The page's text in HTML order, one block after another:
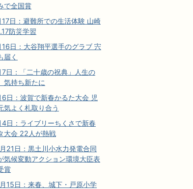
で全国賞
17日：避難所での生活体験 山崎
防災学習
16日：大谷翔平選手のグラブ 宍
届く
7日：「二十歳の祝典」人生の
気持ち新たに
6日：波賀で新春かるた大会 児
気よく札取り合う
4日：ライブリーちくさで新春
大会 22人が熱戦
21日：黒土川小水力発電合同
気候変動アクション環境大臣表
賞
15日：来春、城下・戸原小学